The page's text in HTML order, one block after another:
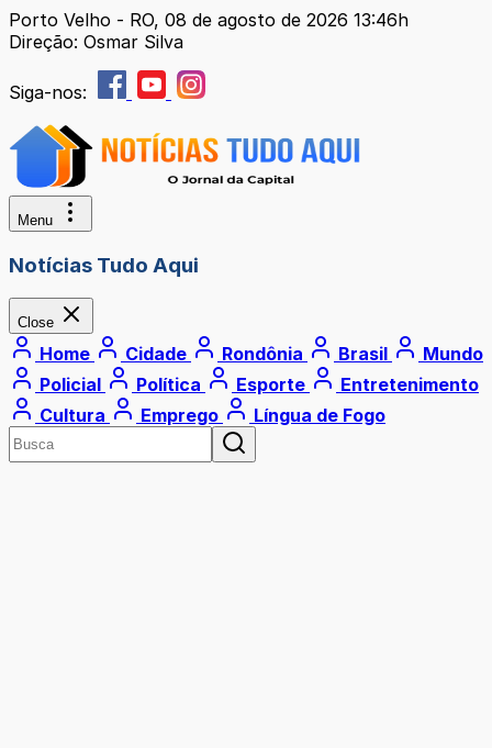
Porto Velho - RO, 08 de agosto de 2026 13:46h
Direção: Osmar Silva
Siga-nos:
Menu
Notícias Tudo Aqui
Close
Home Cidade Rondônia Brasil
Mundo
Policial
Política Esporte
Entretenimento
Cultura
Emprego Língua de Fogo